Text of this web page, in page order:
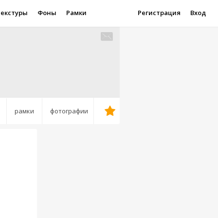
Фоны Рамки Регистрация Вход
рамки фотографии